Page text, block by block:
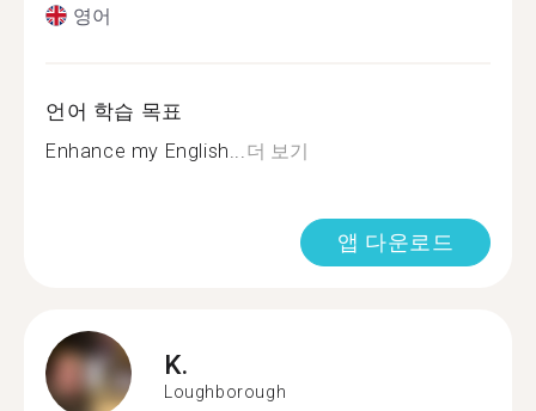
영어
언어 학습 목표
Enhance my English... 더 보기
앱 다운로드
K.
Loughborough